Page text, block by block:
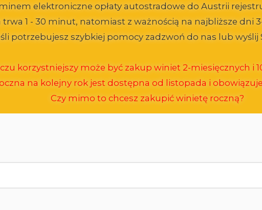
elektroniczne opłaty autostradowe do Austrii
trwa 1 - 30 minut, natomiast z ważnością na najbliższe dni
potrzebujesz szybkiej pomocy zadzwoń do nas lub wyślij
korzystniejszy może być zakup winiet 2-miesięcznych i
na kolejny rok jest dostępna od listopada i
Czy mimo to chcesz zakupić winietę roczną?